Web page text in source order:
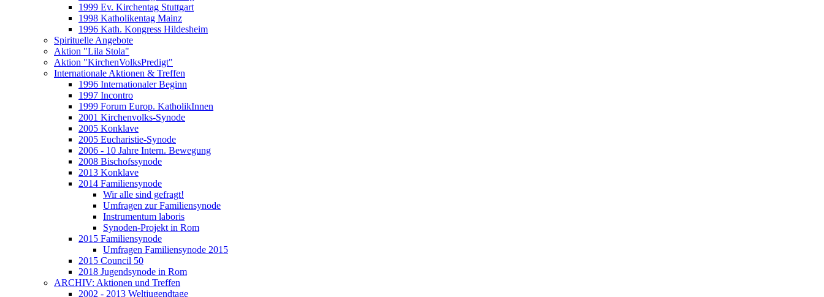
1999 Ev. Kirchentag Stuttgart
1998 Katholikentag Mainz
1996 Kath. Kongress Hildesheim
Spirituelle Angebote
Aktion "Lila Stola"
Aktion "KirchenVolksPredigt"
Internationale Aktionen & Treffen
1996 Internationaler Beginn
1997 Incontro
1999 Forum Europ. KatholikInnen
2001 Kirchenvolks-Synode
2005 Konklave
2005 Eucharistie-Synode
2006 - 10 Jahre Intern. Bewegung
2008 Bischofssynode
2013 Konklave
2014 Familiensynode
Wir alle sind gefragt!
Umfragen zur Familiensynode
Instrumentum laboris
Synoden-Projekt in Rom
2015 Familiensynode
Umfragen Familiensynode 2015
2015 Council 50
2018 Jugendsynode in Rom
ARCHIV: Aktionen und Treffen
2002 - 2013 Weltjugendtage